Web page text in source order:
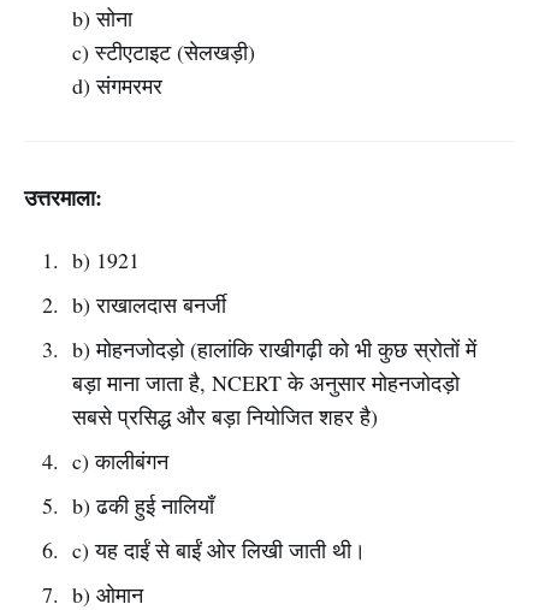
b) सोना
c) स्टीएटाइट (सेलखड़ी)
d) संगमरमर
उत्तरमाला:
b) 1921
b) राखालदास बनर्जी
b) मोहनजोदड़ो (हालांकि राखीगढ़ी को भी कुछ स्रोतों में
बड़ा माना जाता है, NCERT के अनुसार मोहनजोदड़ो
सबसे प्रसिद्ध और बड़ा नियोजित शहर है)
c) कालीबंगन
b) ढकी हुई नालियाँ
c) यह दाईं से बाईं ओर लिखी जाती थी।
b) ओमान